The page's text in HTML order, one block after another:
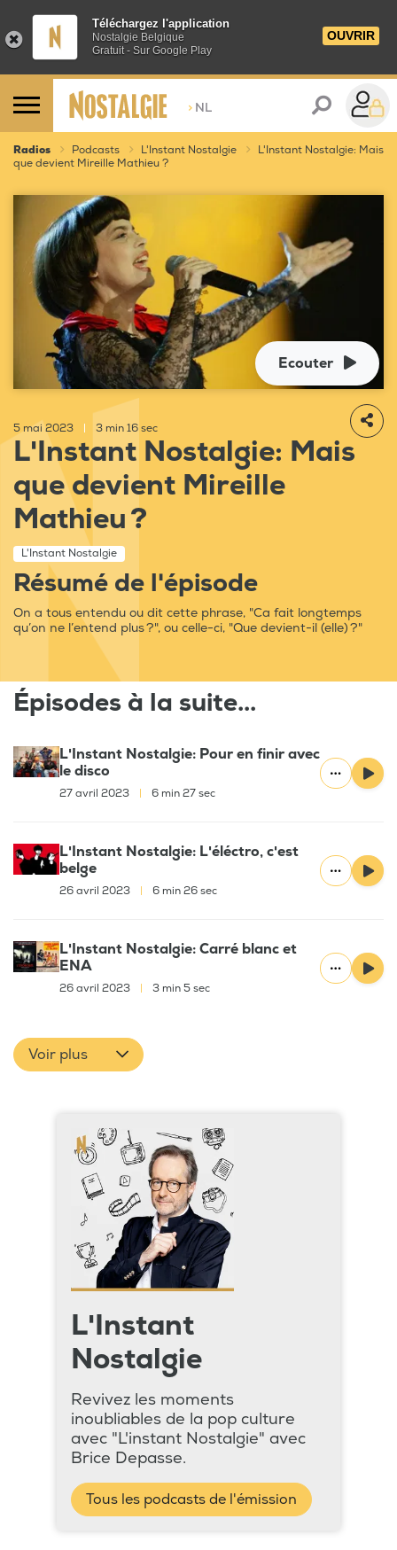
Téléchargez l'application
Nostalgie Belgique
Gratuit - Sur Google Play
OUVRIR
> NL
Radios Podcasts L'Instant Nostalgie
L'Instant Nostalgie: Mais
que devient Mireille Mathieu ?
Ecouter
5 mai 2023 3 min 16 sec
L'Instant Nostalgie: Mais
que devient Mireille
Mathieu ?
L'Instant Nostalgie
Résumé de l'épisode
On a tous entendu ou dit cette phrase, "Ca fait longtemps
qu’on ne l’entend plus ?", ou celle-ci, "Que devient-il (elle) ?"
Épisodes à la suite...
L'Instant Nostalgie: Pour en finir avec
le disco
27 avril 2023 6 min 27 sec
L'Instant Nostalgie: L'éléctro, c'est
belge
26 avril 2023 6 min 26 sec
L'Instant Nostalgie: Carré blanc et
ENA
26 avril 2023 3 min 5 sec
Voir plus
L'Instant
Nostalgie
Revivez les moments
inoubliables de la pop culture
avec "L'instant Nostalgie" avec
Brice Depasse.
Tous les podcasts de l'émission